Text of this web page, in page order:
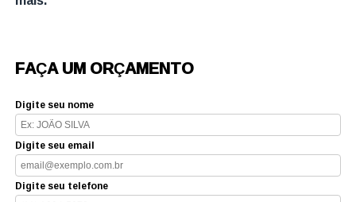
FAÇA UM ORÇAMENTO
Digite seu nome
Digite seu email
Digite seu telefone